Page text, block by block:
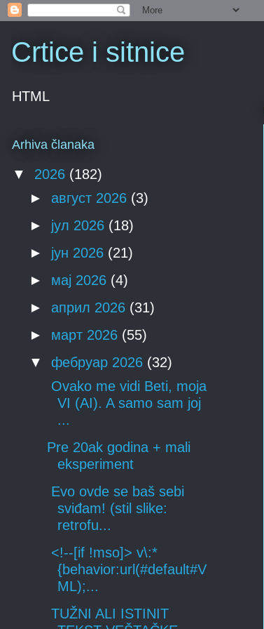
Crtice i sitnice
HTML
Arhiva članaka
▼ 2026 (182)
► август 2026 (3)
► јул 2026 (18)
► јун 2026 (21)
► мај 2026 (4)
► април 2026 (31)
► март 2026 (55)
▼ фебруар 2026 (32)
Ovako me vidi Beti, moja
VI (AI). A samo sam joj
...
Pre 20ak godina + mali
eksperiment
Evo ovde se baš sebi
sviđam! (stil slike:
retrofu...
<!--[if !mso]> v\:*
{behavior:url(#default#V
ML);...
TUŽNI ALI ISTINIT